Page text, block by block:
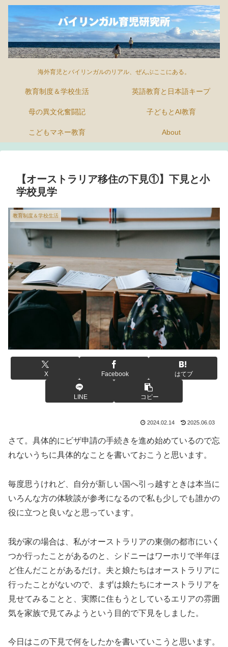
海外育児とバイリンガルのリアル、ぜんぶここにある。
教育制度＆学校生活 英語教育と日本語キープ
母の異文化奮闘記 子どもとAI教育
こどもマネー教育 About
【オーストラリア移住の下見①】下見と小
学校見学
教育制度＆学校生活
X Facebook はてブ
LINE コピー
2024.02.14 2025.06.03
さて。具体的にビザ申請の手続きを進め始めているので忘
れないうちに具体的なことを書いておこうと思います。
毎度思うけれど、自分が新しい国へ引っ越すときは本当に
いろんな方の体験談が参考になるので私も少しでも誰かの
役に立つと良いなと思っています。
我が家の場合は、私がオーストラリアの東側の都市にいく
つか行ったことがあるのと、シドニーはワーホリで半年ほ
ど住んだことがあるだけ。夫と娘たちはオーストラリアに
行ったことがないので、まずは娘たちにオーストラリアを
見せてみることと、実際に住もうとしているエリアの雰囲
気を家族で見てみようという目的で下見をしました。
今日はこの下見で何をしたかを書いていこうと思います。